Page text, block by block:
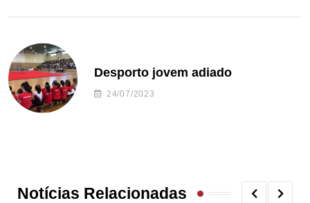
Desporto jovem adiado
24/07/2023
Notícias Relacionadas